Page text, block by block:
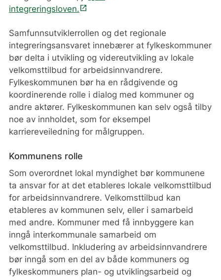
Er arbeidsinnvandrere og deres familier
involvert i utformingen av velkomsttilbudet?
Samarbeid med arbeidsgivere og frivillige
Har dere involvert og etablert samarbeid
med arbeidsgivere og frivillig sektor?
Informasjon på flere språk
og har dere vurdert behov for tolketjenester?
Oversikt over offentlige tjenester
Har dere laget en enkel oversikt eller et kart
med kontaktinformasjon til relevante
kontorer?
Fysiske møteplasser
Er det behov for et fast sted der nyankomne
kan få praktisk hjelp og veiledning?
integreringsloven.open_in_new
Samfunnsutviklerrollen og det regionale
integreringsansvaret innebærer at fylkeskommuner
bør delta i utvikling og videreutvikling av lokale
velkomsttilbud for arbeidsinnvandrere.
Fylkeskommunen bør ha en rådgivende og
koordinerende rolle i dialog med kommuner og
andre aktører. Fylkeskommunen kan selv også tilby
noe av innholdet, som for eksempel
karriereveiledning for målgruppen.
Kommunens rolle
Som overordnet lokal myndighet bør kommunene
ta ansvar for at det etableres lokale velkomsttilbud
for arbeidsinnvandrere. Velkomsttilbud kan
etableres av kommunen selv, eller i samarbeid
med andre. Kommuner med få innbyggere kan
inngå interkommunale samarbeid om
velkomsttilbud. Inkludering av arbeidsinnvandrere
bør inngå som en del av både kommuners og
fylkeskommuners plan- og utviklingsarbeid og